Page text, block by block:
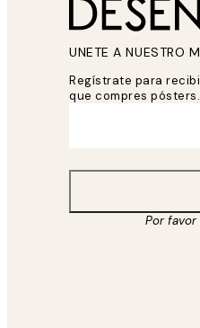
UNETE A NUESTRO
Regístrate para
que compres pósters.
Por